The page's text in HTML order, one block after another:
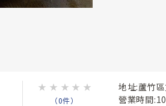
★ ★ ★ ★ ★
（0件）
地址:蘆竹
營業時間